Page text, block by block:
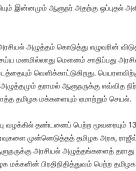
இன்னமும் ஆளுநர் அதற்கு ஒப்புதல்
அழுத்தம் கொடுத்து எழுவரின்
மனமில்லாது மௌனம் சாதிப்பது
வெளிக்காட்டுகிறது.
தராமல் ஆளுநருக்கு எவ்வித
தமிழக மக்களையும் ஏமாற்றும் செயல்.
வழக்கில் தண்டனைப் பெற்ற மூவரையும்
முன்னெடுத்தத் தமிழக அரசு,
அரசியல் அழுத்தங்களைத்
மக்களின் பிரதிநிதித்துவம் பெற்ற